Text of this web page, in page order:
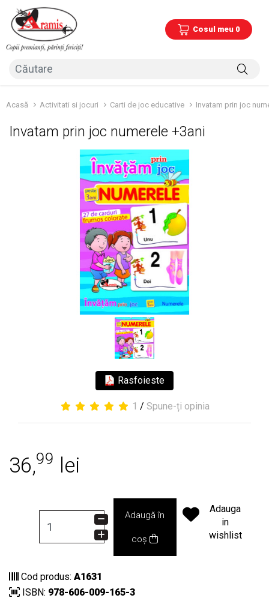
Cosul meu 0
Acasă Activitati si jocuri Carti de joc educative Invatam prin joc
Invatam prin joc numerele +3ani
Rasfoieste
1 / Spune-ți opinia
36,99 lei
Adaugă în
coș
Adauga
in
wishlist
Cod produs: A1631
ISBN: 978-606-009-165-3